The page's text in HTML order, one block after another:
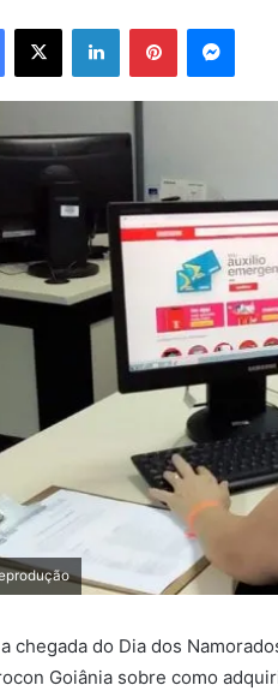
Facebook
X LinkedinPinterest
chegada do Dia dos
Goiânia sobre como